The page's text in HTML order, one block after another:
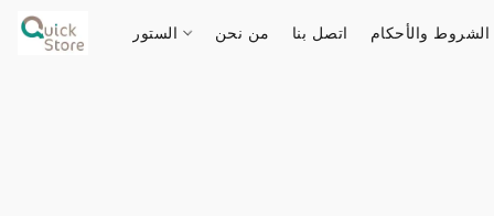
من نحن اتصل بنا الشروط والأحكام